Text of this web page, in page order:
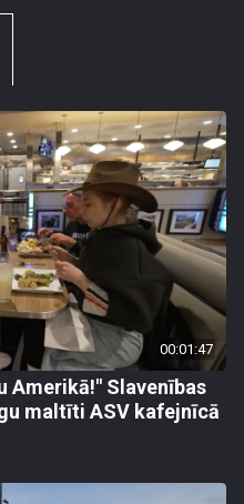
00:01:47
Amerikā!" Slavenības
maltīti ASV kafejnīcā